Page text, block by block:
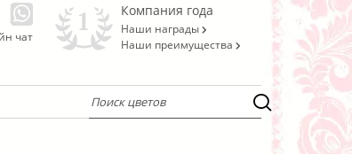
чат
Компания года
Наши награды
Наши преимущества